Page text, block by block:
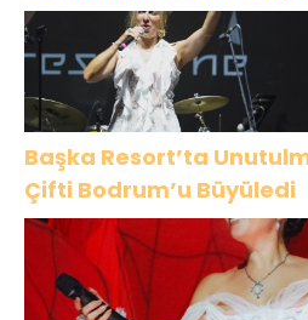
Başka Resort’ta Unutulmaz
Çifti Bodrum’u Büyüledi